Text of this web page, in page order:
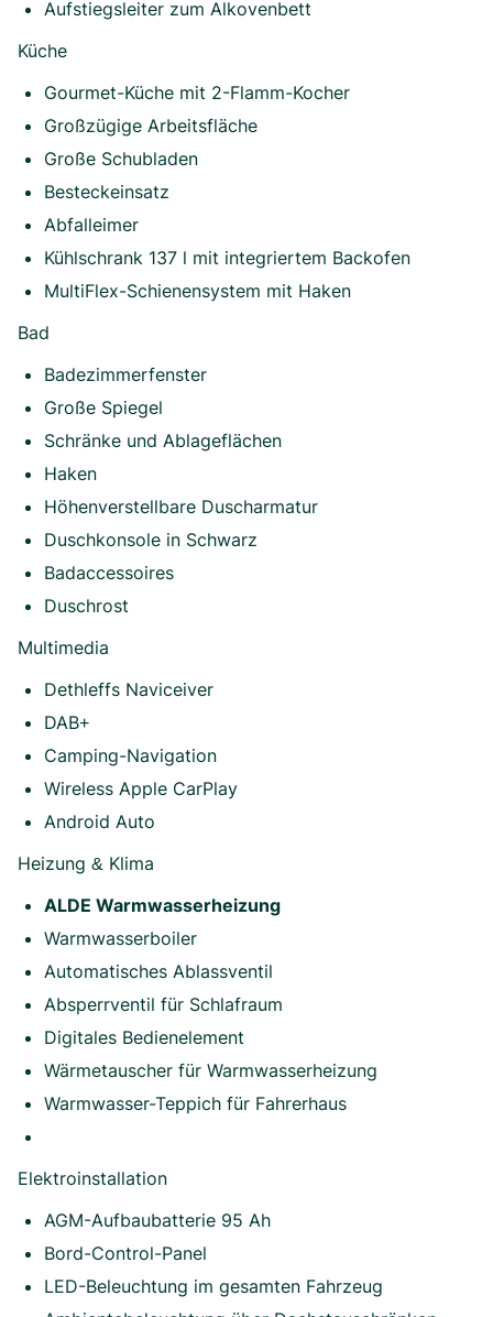
Aufstiegsleiter zum Alkovenbett
Küche
Gourmet-Küche mit 2-Flamm-Kocher
Großzügige Arbeitsfläche
Große Schubladen
Besteckeinsatz
Abfalleimer
Kühlschrank 137 l mit integriertem Backofen
MultiFlex-Schienensystem mit Haken
Bad
Badezimmerfenster
Große Spiegel
Schränke und Ablageflächen
Haken
Höhenverstellbare Duscharmatur
Duschkonsole in Schwarz
Badaccessoires
Duschrost
Multimedia
Dethleffs Naviceiver
DAB+
Camping-Navigation
Wireless Apple CarPlay
Android Auto
Heizung & Klima
ALDE Warmwasserheizung
Warmwasserboiler
Automatisches Ablassventil
Absperrventil für Schlafraum
Digitales Bedienelement
Wärmetauscher für Warmwasserheizung
Warmwasser-Teppich für Fahrerhaus
Elektroinstallation
AGM-Aufbaubatterie 95 Ah
Bord-Control-Panel
LED-Beleuchtung im gesamten Fahrzeug